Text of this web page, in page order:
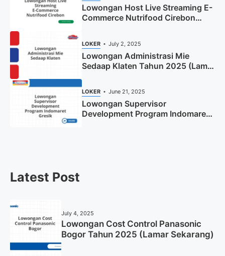
Lowongan Host Live Streaming E-
Commerce Nutrifood Cirebon
LOKER July 2, 2025
Lowongan Administrasi Mie
Sedaap Klaten Tahun 2025 (Lamar
LOKER June 21, 2025
Lowongan Supervisor
Development Program Indomaret
Latest Post
July 4, 2025
Lowongan Cost Control Panasonic
Bogor Tahun 2025 (Lamar Sekarang)